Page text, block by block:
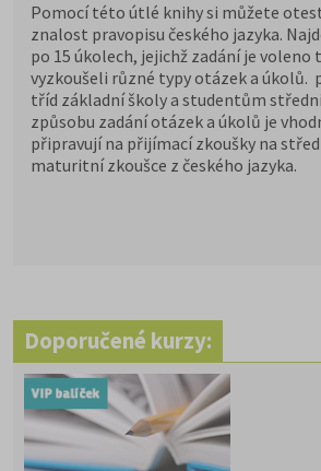
Pomocí této útlé knihy si můžete
znalost pravopisu českého jazyka.
po 15 úkolech, jejichž zadání je voleno
vyzkoušeli různé typy otázek a úkolů.
tříd základní školy a studentům
způsobu zadání otázek a úkolů je
připravují na přijímací zkoušky na
maturitní zkoušce z českého jazyka.
Doporučené kurzy: